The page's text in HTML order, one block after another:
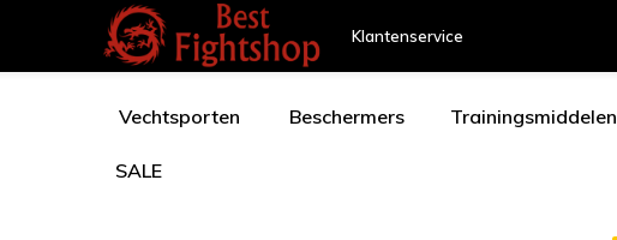
Klantenservice
Vechtsporten Beschermers Trainingsmiddelen
SALE